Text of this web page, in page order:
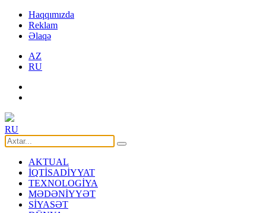
Haqqımızda
Reklam
Əlaqə
AZ
RU
RU
AKTUAL
İQTİSADİYYAT
TEXNOLOGİYA
MƏDƏNİYYƏT
SİYASƏT